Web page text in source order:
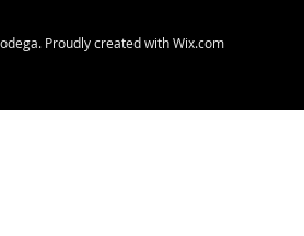
Proudly created withWix.com